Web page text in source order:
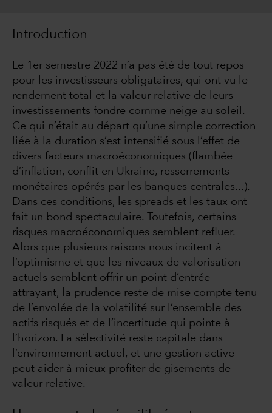
Introduction
Le 1er semestre 2022 n’a pas été de tout repos
pour les investisseurs obligataires, qui ont vu le
rendement total et la valeur relative de leurs
investissements fondre comme neige au soleil.
Ce qui n’était au départ qu’une simple correction
liée à la duration s’est intensifié sous l’effet de
divers facteurs macroéconomiques (flambée
d’inflation, conflit en Ukraine, resserrements
monétaires opérés par les banques centrales...).
Dans ces conditions, les spreads et les taux ont
fait un bond spectaculaire. Toutefois, certains
risques macroéconomiques semblent refluer.
Alors que plusieurs raisons nous incitent à
l’optimisme et que les niveaux de valorisation
actuels semblent offrir un point d’entrée
attrayant, la prudence reste de mise compte tenu
de l’envolée de la volatilité sur l’ensemble des
actifs risqués et de l’incertitude qui pointe à
l’horizon. La sélectivité reste capitale dans
l’environnement actuel, et une gestion active
peut aider à mieux profiter de gisements de
valeur relative.